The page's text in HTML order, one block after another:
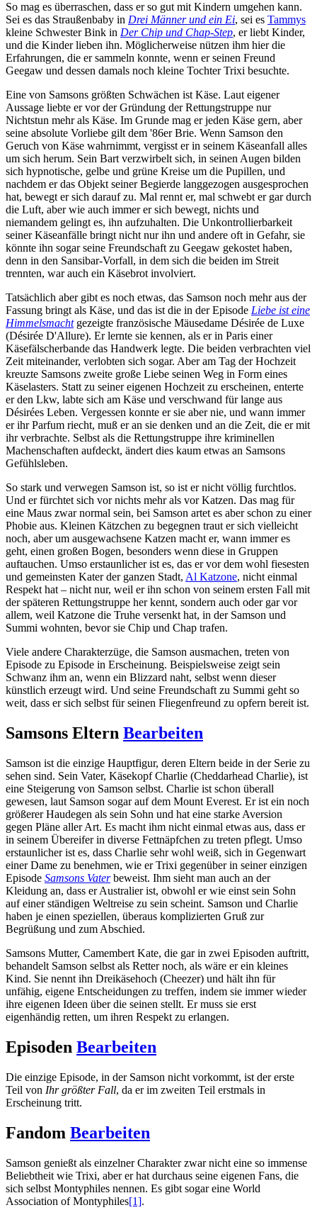
So mag es überraschen, dass er so gut mit Kindern umgehen kann.
Sei es das Straußenbaby in Drei Männer und ein Ei, sei es Tammys
kleine Schwester Bink in Der Chip und Chap-Step, er liebt Kinder,
und die Kinder lieben ihn. Möglicherweise nützen ihm hier die
Erfahrungen, die er sammeln konnte, wenn er seinen Freund
Geegaw und dessen damals noch kleine Tochter Trixi besuchte.
Eine von Samsons größten Schwächen ist Käse. Laut eigener
Aussage liebte er vor der Gründung der Rettungstruppe nur
Nichtstun mehr als Käse. Im Grunde mag er jeden Käse gern, aber
seine absolute Vorliebe gilt dem '86er Brie. Wenn Samson den
Geruch von Käse wahrnimmt, vergisst er in seinem Käseanfall alles
um sich herum. Sein Bart verzwirbelt sich, in seinen Augen bilden
sich hypnotische, gelbe und grüne Kreise um die Pupillen, und
nachdem er das Objekt seiner Begierde langgezogen ausgesprochen
hat, bewegt er sich darauf zu. Mal rennt er, mal schwebt er gar durch
die Luft, aber wie auch immer er sich bewegt, nichts und
niemandem gelingt es, ihn aufzuhalten. Die Unkontrollierbarkeit
seiner Käseanfälle bringt nicht nur ihn und andere oft in Gefahr, sie
könnte ihn sogar seine Freundschaft zu Geegaw gekostet haben,
denn in den Sansibar-Vorfall, in dem sich die beiden im Streit
trennten, war auch ein Käsebrot involviert.
Tatsächlich aber gibt es noch etwas, das Samson noch mehr aus der
Fassung bringt als Käse, und das ist die in der Episode Liebe ist eine
Himmelsmachtgezeigte französische Mäusedame Désirée de Luxe
(Désirée D'Allure). Er lernte sie kennen, als er in Paris einer
Käsefälscherbande das Handwerk legte. Die beiden verbrachten viel
Zeit miteinander, verlobten sich sogar. Aber am Tag der Hochzeit
kreuzte Samsons zweite große Liebe seinen Weg in Form eines
Käselasters. Statt zu seiner eigenen Hochzeit zu erscheinen, enterte
er den Lkw, labte sich am Käse und verschwand für lange aus
Désirées Leben. Vergessen konnte er sie aber nie, und wann immer
er ihr Parfum riecht, muß er an sie denken und an die Zeit, die er mit
ihr verbrachte. Selbst als die Rettungstruppe ihre kriminellen
Machenschaften aufdeckt, ändert dies kaum etwas an Samsons
Gefühlsleben.
So stark und verwegen Samson ist, so ist er nicht völlig furchtlos.
Und er fürchtet sich vor nichts mehr als vor Katzen. Das mag für
eine Maus zwar normal sein, bei Samson artet es aber schon zu einer
Phobie aus. Kleinen Kätzchen zu begegnen traut er sich vielleicht
noch, aber um ausgewachsene Katzen macht er, wann immer es
geht, einen großen Bogen, besonders wenn diese in Gruppen
auftauchen. Umso erstaunlicher ist es, das er vor dem wohl fiesesten
und gemeinsten Kater der ganzen Stadt, Al Katzone, nicht einmal
Respekt hat – nicht nur, weil er ihn schon von seinem ersten Fall mit
der späteren Rettungstruppe her kennt, sondern auch oder gar vor
allem, weil Katzone die Truhe versenkt hat, in der Samson und
Summi wohnten, bevor sie Chip und Chap trafen.
Viele andere Charakterzüge, die Samson ausmachen, treten von
Episode zu Episode in Erscheinung. Beispielsweise zeigt sein
Schwanz ihm an, wenn ein Blizzard naht, selbst wenn dieser
künstlich erzeugt wird. Und seine Freundschaft zu Summi geht so
weit, dass er sich selbst für seinen Fliegenfreund zu opfern bereit ist.
Samsons Eltern Bearbeiten
Samson ist die einzige Hauptfigur, deren Eltern beide in der Serie zu
sehen sind. Sein Vater, Käsekopf Charlie (Cheddarhead Charlie), ist
eine Steigerung von Samson selbst. Charlie ist schon überall
gewesen, laut Samson sogar auf dem Mount Everest. Er ist ein noch
größerer Haudegen als sein Sohn und hat eine starke Aversion
gegen Pläne aller Art. Es macht ihm nicht einmal etwas aus, dass er
in seinem Übereifer in diverse Fettnäpfchen zu treten pflegt. Umso
erstaunlicher ist es, dass Charlie sehr wohl weiß, sich in Gegenwart
einer Dame zu benehmen, wie er Trixi gegenüber in seiner einzigen
Episode Samsons Vaterbeweist. Ihm sieht man auch an der
Kleidung an, dass er Australier ist, obwohl er wie einst sein Sohn
auf einer ständigen Weltreise zu sein scheint. Samson und Charlie
haben je einen speziellen, überaus komplizierten Gruß zur
Begrüßung und zum Abschied.
Samsons Mutter, Camembert Kate, die gar in zwei Episoden auftritt,
behandelt Samson selbst als Retter noch, als wäre er ein kleines
Kind. Sie nennt ihn Dreikäsehoch (Cheezer) und hält ihn für
unfähig, eigene Entscheidungen zu treffen, indem sie immer wieder
ihre eigenen Ideen über die seinen stellt. Er muss sie erst
eigenhändig retten, um ihren Respekt zu erlangen.
Episoden Bearbeiten
Die einzige Episode, in der Samson nicht vorkommt, ist der erste
Teil von Ihr größter Fall, da er im zweiten Teil erstmals in
Erscheinung tritt.
Fandom Bearbeiten
Samson genießt als einzelner Charakter zwar nicht eine so immense
Beliebtheit wie Trixi, aber er hat durchaus seine eigenen Fans, die
sich selbst Montyphiles nennen. Es gibt sogar eine World
Association of Montyphiles[1].